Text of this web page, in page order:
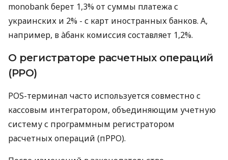
monobank берет 1,3% от суммы платежа с
украинских и 2% - с карт иностранных банков. А,
например, в àбанк комиссия составляет 1,2%.
О регистраторе расчетных операций
(РРО)
POS-терминал часто используется совместно с
кассовым интегратором, объединяющим учетную
систему с программным регистратором
расчетных операций (пРРО).